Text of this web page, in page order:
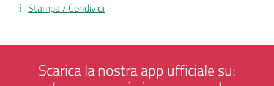
Stampa / Condividi
Scarica la nostra app ufficiale su: